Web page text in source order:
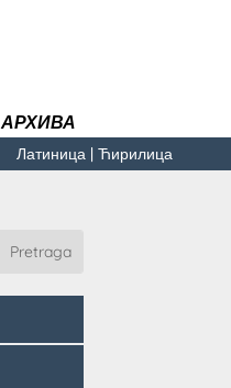
АРХИВА
Латиница | Ћирилица